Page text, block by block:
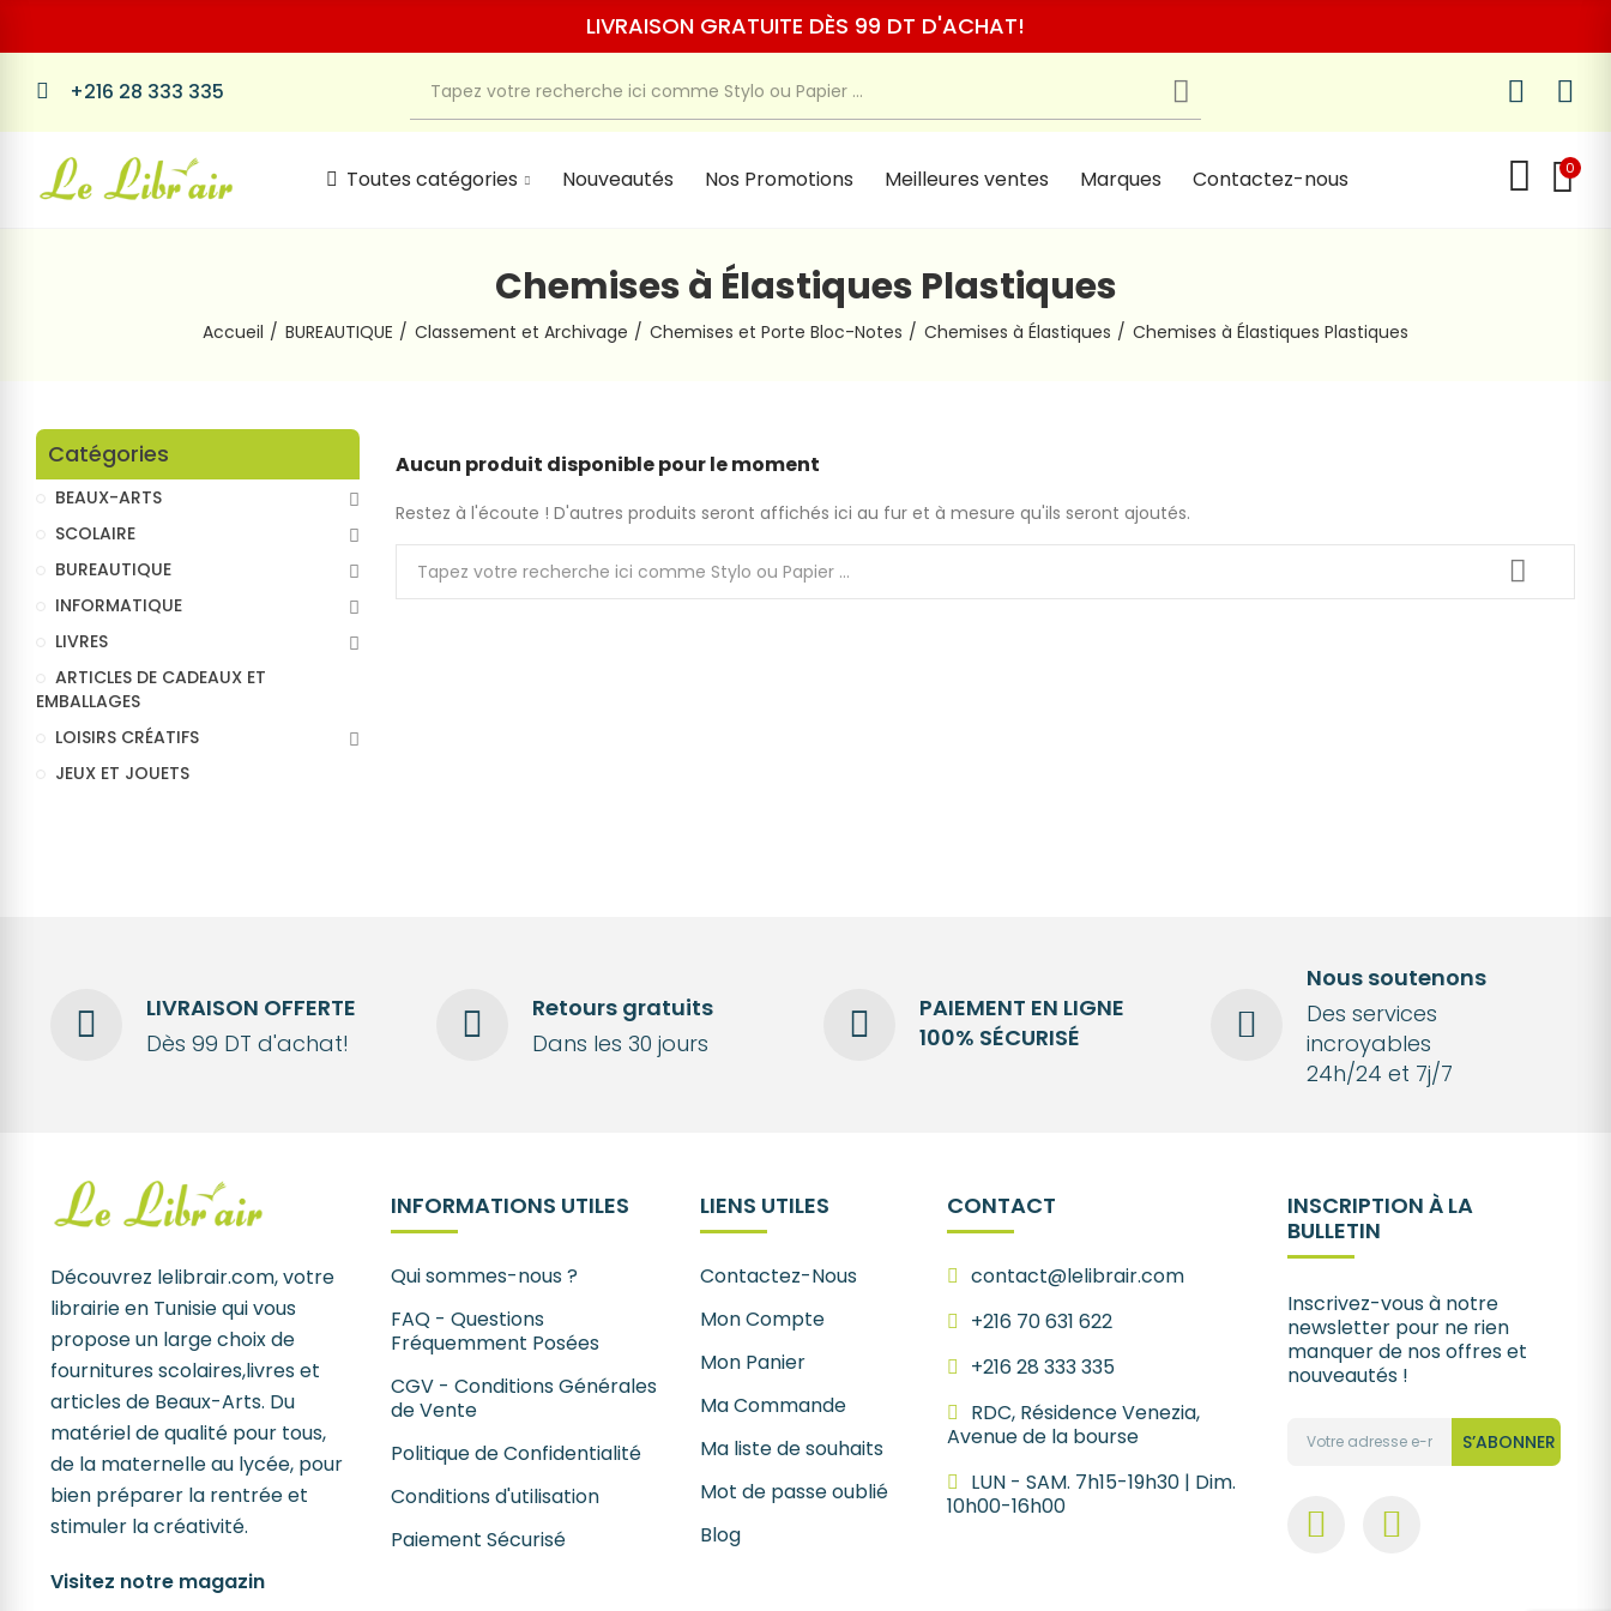
LIVRAISON GRATUITE DÈS 99 DT D'ACHAT!
+216 28 333 335
Toutes catégories Nouveautés Nos Promotions Meilleures ventes Marques Contactez-nous 0
Chemises à Élastiques Plastiques
Accueil BUREAUTIQUE Classement et Archivage Chemises et Porte Bloc-Notes Chemises à Élastiques Chemises à Élastiques Plastiques
Aucun produit disponible pour le moment
Restez à l'écoute ! D'autres produits seront affichés ici au fur et à mesure qu'ils seront ajoutés.
Catégories
BEAUX-ARTS
SCOLAIRE
BUREAUTIQUE
INFORMATIQUE
LIVRES
ARTICLES DE CADEAUX ET
EMBALLAGES
LOISIRS CRÉATIFS
JEUX ET JOUETS
LIVRAISON OFFERTE
Dès 99 DT d'achat!
Retours gratuits
Dans les 30 jours
PAIEMENT EN LIGNE
100% SÉCURISÉ
Nous soutenons
Des services
incroyables
24h/24 et 7j/7
Découvrez lelibrair.com, votre
librairie en Tunisie qui vous
propose un large choix de
fournitures scolaires,livres et
articles de Beaux-Arts. Du
matériel de qualité pour tous,
de la maternelle au lycée, pour
bien préparer la rentrée et
stimuler la créativité.
Visitez notre magazin
INFORMATIONS UTILES
Qui sommes-nous ?
FAQ - Questions
Fréquemment Posées
CGV - Conditions Générales
de Vente
Politique de Confidentialité
Conditions d'utilisation
Paiement Sécurisé
LIENS UTILES
Contactez-Nous
Mon Compte
Mon Panier
Ma Commande
Ma liste de souhaits
Mot de passe oublié
Blog
CONTACT
contact@lelibrair.com
+216 70 631 622
+216 28 333 335
RDC, Résidence Venezia,
Avenue de la bourse
LUN - SAM. 7h15-19h30 | Dim.
10h00-16h00
INSCRIPTION À LA
BULLETIN
Inscrivez-vous à notre
newsletter pour ne rien
manquer de nos offres et
nouveautés !
S’ABONNER